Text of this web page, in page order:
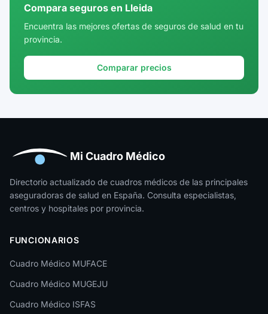
Cuenca
Girona
Huesca
Jaén
La Rioja
León
Lleida
Lugo
Compara seguros en Lleida
Encuentra las mejores ofertas de seguros de salud en tu
provincia.
Comparar precios
Mi Cuadro Médico
Directorio actualizado de cuadros médicos de las principales
aseguradoras de salud en España. Consulta especialistas,
centros y hospitales por provincia.
FUNCIONARIOS
Cuadro Médico MUFACE
Cuadro Médico MUGEJU
Cuadro Médico ISFAS